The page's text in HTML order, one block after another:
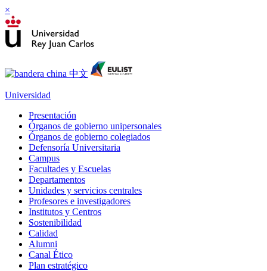
×
Universidad
Presentación
Órganos de gobierno unipersonales
Órganos de gobierno colegiados
Defensoría Universitaria
Campus
Facultades y Escuelas
Departamentos
Unidades y servicios centrales
Profesores e investigadores
Institutos y Centros
Sostenibilidad
Calidad
Alumni
Canal Ético
Plan estratégico